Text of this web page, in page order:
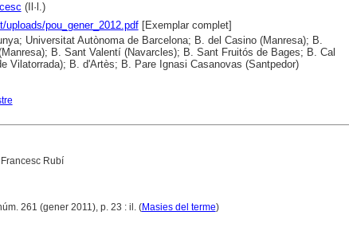
(Il·l.)
uploads/pou_gener_2012.pdf[Exemplar complet]
Universitat Autònoma de Barcelona; B. del Casino (Manresa); B.
B. Sant Valentí (Navarcles); B. Sant Fruitós de Bages; B. Cal
Vilatorrada); B. d'Artès; B. Pare Ignasi Casanovas (Santpedor)
Rubí
261 (gener 2011), p. 23 : il. (Masies del terme)